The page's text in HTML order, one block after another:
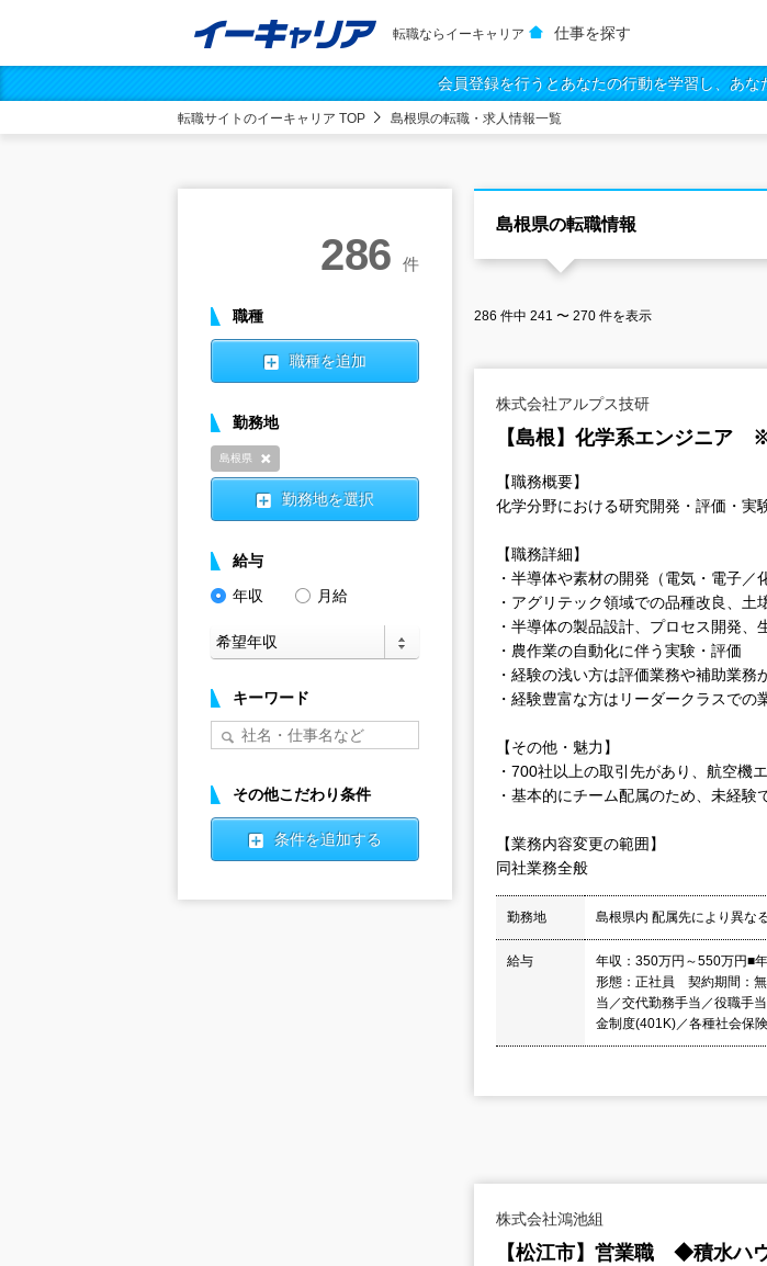
転職ならイーキャリア 仕事を探す
会員登録を行うとあなたの行動を学習し、あな
転職サイトのイーキャリア TOP 島根県の転職・求人情報一覧
島根県の転職情報
286 件中 241 〜 270 件を表示
株式会社アルプス技研
【島根】化学系エンジニア
【職務概要】
化学分野における研究開発・評価・実
【職務詳細】
・半導体や素材の開発（電気・電子／
・アグリテック領域での品種改良、土
・半導体の製品設計、プロセス開発、
・農作業の自動化に伴う実験・評価
・経験の浅い方は評価業務や補助業務
・経験豊富な方はリーダークラスでの
【その他・魅力】
・700社以上の取引先があり、航空機
・基本的にチーム配属のため、未経験
【業務内容変更の範囲】
同社業務全般
勤務地 島根県内 配属先により異な
給与
年収：350万円～550万円
形態：正社員 契約期間：
当／交代勤務手当／役職手
金制度(401K)／各種社会保
株式会社鴻池組
【松江市】営業職 ◆積水ハ
286 件
職種
職種を追加
勤務地
島根県
勤務地を選択
給与
年収
月給
キーワード
その他こだわり条件
条件を追加する